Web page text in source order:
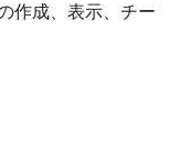
作成、表示、チー